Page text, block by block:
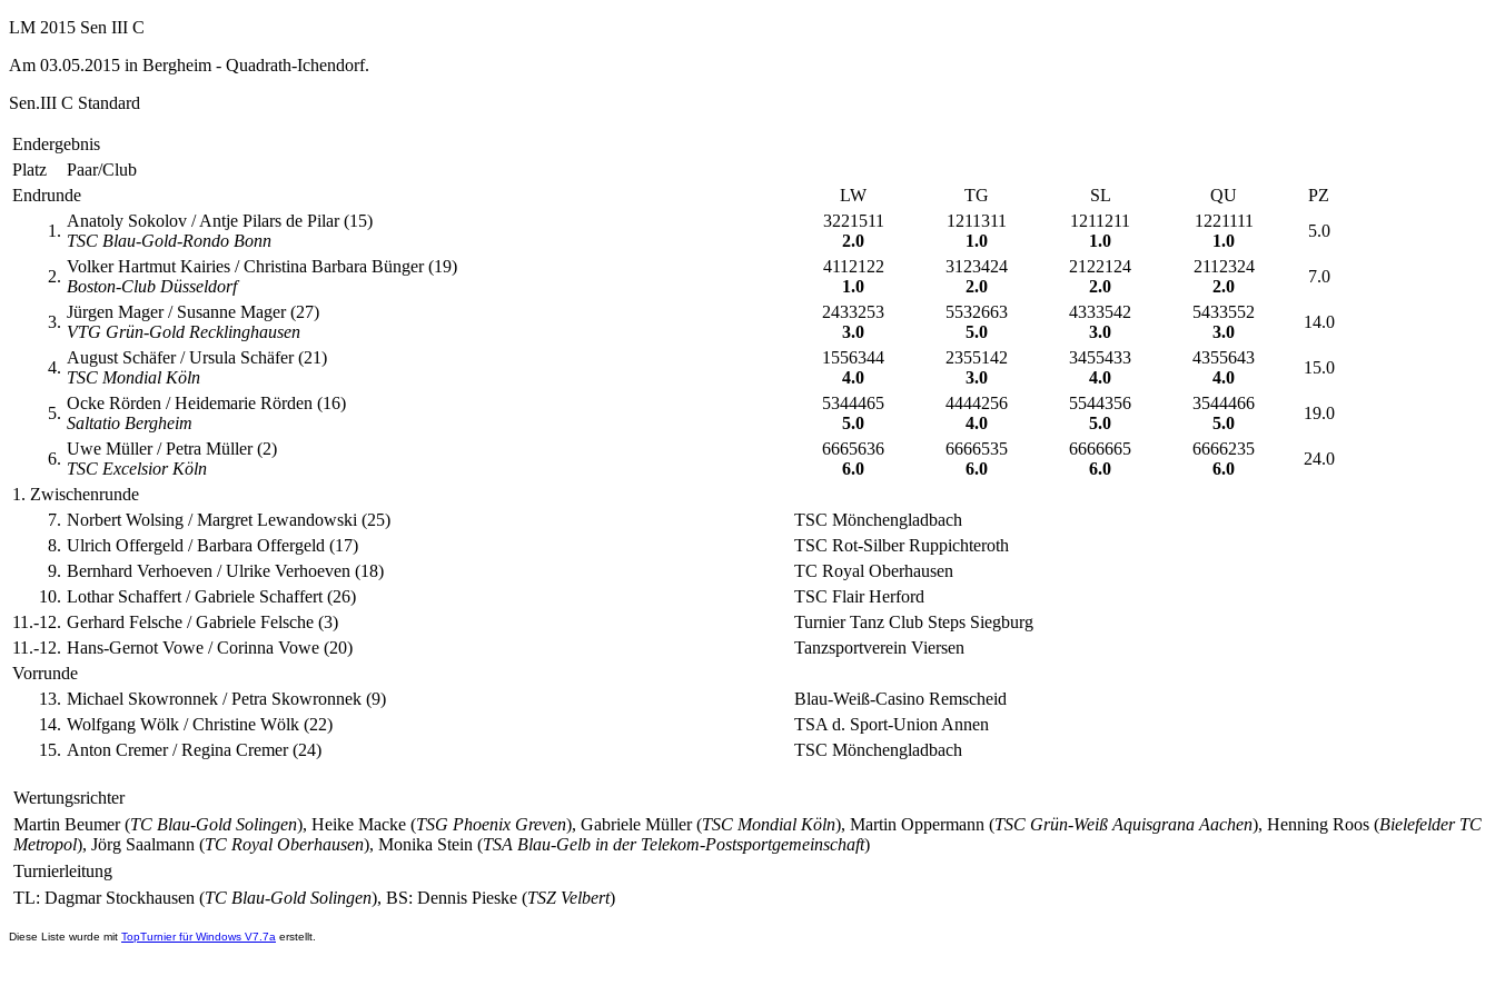
LM 2015 Sen III C
Am 03.05.2015 in Bergheim - Quadrath-Ichendorf.
Sen.III C Standard
Endergebnis
Platz
Paar/Club
Endrunde
LW TG SL QU
PZ
1.
Anatoly Sokolov / Antje Pilars de Pilar (15)
TSC Blau-Gold-Rondo Bonn
3221511
2.0
1211311
1.0
1211211
1.0
1221111
1.0
5.0
2.
Volker Hartmut Kairies / Christina Barbara Bünger (19)
Boston-Club Düsseldorf
4112122
1.0
3123424
2.0
2122124
2.0
2112324
2.0
7.0
3.
Jürgen Mager / Susanne Mager (27)
VTG Grün-Gold Recklinghausen
2433253
3.0
5532663
5.0
4333542
3.0
5433552
3.0
14.0
4.
August Schäfer / Ursula Schäfer (21)
TSC Mondial Köln
1556344
4.0
2355142
3.0
3455433
4.0
4355643
4.0
15.0
5.
Ocke Rörden / Heidemarie Rörden (16)
Saltatio Bergheim
5344465
5.0
4444256
4.0
5544356
5.0
3544466
5.0
19.0
6.
Uwe Müller / Petra Müller (2)
TSC Excelsior Köln
6665636
6.0
6666535
6.0
6666665
6.0
6666235
6.0
24.0
1. Zwischenrunde
7. Norbert Wolsing / Margret Lewandowski (25)
TSC Mönchengladbach
8. Ulrich Offergeld / Barbara Offergeld (17)
TSC Rot-Silber Ruppichteroth
9. Bernhard Verhoeven / Ulrike Verhoeven (18)
TC Royal Oberhausen
10. Lothar Schaffert / Gabriele Schaffert (26)
TSC Flair Herford
11.-12. Gerhard Felsche / Gabriele Felsche (3)
Turnier Tanz Club Steps Siegburg
11.-12. Hans-Gernot Vowe / Corinna Vowe (20)
Tanzsportverein Viersen
Vorrunde
13. Michael Skowronnek / Petra Skowronnek (9)
Blau-Weiß-Casino Remscheid
14. Wolfgang Wölk / Christine Wölk (22)
TSA d. Sport-Union Annen
15. Anton Cremer / Regina Cremer (24) TSC Mönchengladbach
Wertungsrichter
Martin Beumer (TC Blau-Gold Solingen), Heike Macke (TSG Phoenix Greven), Gabriele Müller (TSC Mondial Köln), Martin Oppermann (TSC Grün-Weiß Aquisgrana Aachen), Henning Roos (Bielefelder TC
Metropol), Jörg Saalmann (TC Royal Oberhausen), Monika Stein (TSA Blau-Gelb in der Telekom-Postsportgemeinschaft)
Turnierleitung
TL: Dagmar Stockhausen (TC Blau-Gold Solingen), BS: Dennis Pieske (TSZ Velbert)
Diese Liste wurde mit TopTurnier für Windows V7.7a erstellt.